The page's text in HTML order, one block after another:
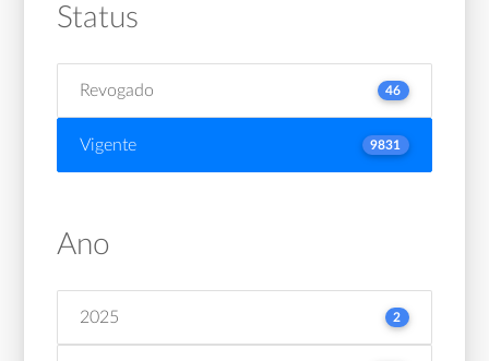
Status
Revogado 46
Vigente 9831
Ano
2025 2